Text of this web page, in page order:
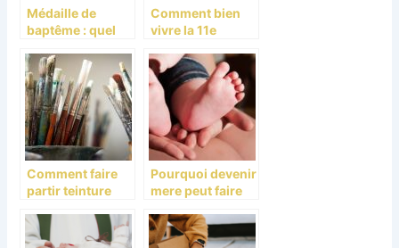
Médaille de
baptême : quel
?
Comment bien
vivre la 11e
grossesse
Comment faire
partir teinture
Pourquoi devenir
mere peut faire